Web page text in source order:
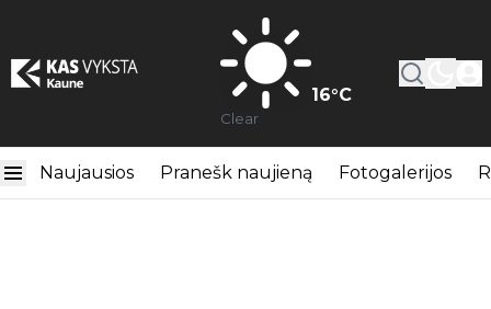
16°C
Clear
Naujausios Pranešk naujieną Fotogalerijos